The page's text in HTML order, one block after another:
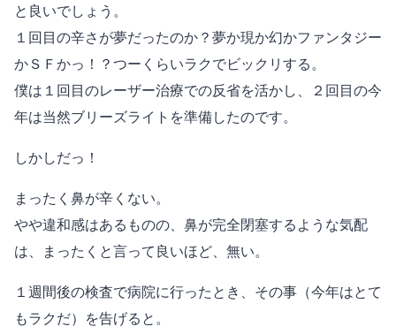
と良いでしょう。
１回目の辛さが夢だったのか？夢か現か幻かファンタジー
かＳＦかっ！？つーくらいラクでビックリする。
僕は１回目のレーザー治療での反省を活かし、２回目の今
年は当然ブリーズライトを準備したのです。
しかしだっ！
まったく鼻が辛くない。
やや違和感はあるものの、鼻が完全閉塞するような気配
は、まったくと言って良いほど、無い。
１週間後の検査で病院に行ったとき、その事（今年はとて
もラクだ）を告げると。